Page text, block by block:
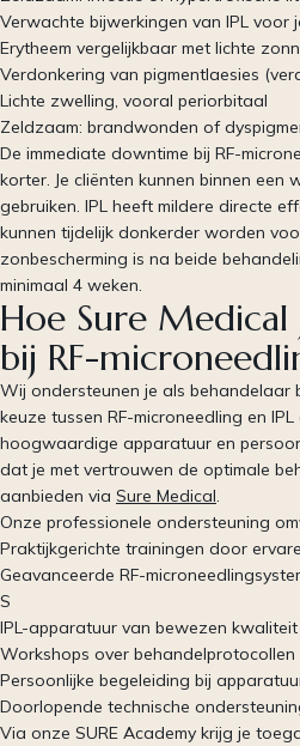
Verwachte bijwerkingen van IPL voor
Erytheem vergelijkbaar met lichte
Verdonkering van pigmentlaesies
Lichte zwelling, vooral periorbitaal
Zeldzaam: brandwonden of
De immediate downtime bij RF-
korter. Je cliënten kunnen binnen een
gebruiken. IPL heeft mildere directe
kunnen tijdelijk donkerder worden
zonbescherming is na beide
minimaal 4 weken.
Hoe Sure
bij RF-
Wij ondersteunen je als behandelaar
keuze tussen RF-microneedling en
hoogwaardige apparatuur en
dat je met vertrouwen de optimale
aanbieden via Sure Medical
Onze professionele ondersteuning
Praktijkgerichte trainingen door
Geavanceerde RF-
S
IPL-apparatuur van bewezen
Workshops over
Persoonlijke begeleiding bij
Doorlopende technische
Via onze SURE Academy krijg je